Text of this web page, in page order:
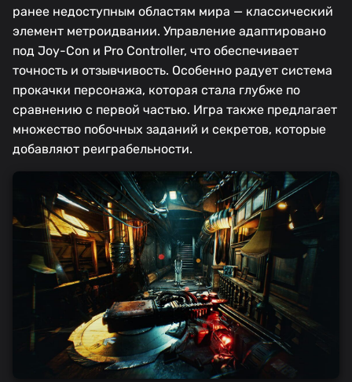
ранее недоступным областям мира — классический
элемент метроидвании. Управление адаптировано
под Joy-Con и Pro Controller, что обеспечивает
точность и отзывчивость. Особенно радует система
прокачки персонажа, которая стала глубже по
сравнению с первой частью. Игра также предлагает
множество побочных заданий и секретов, которые
добавляют реиграбельности.